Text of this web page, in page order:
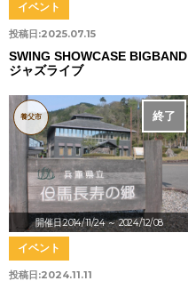
投稿日:2025.07.15
イベント
SWING SHOWCASE BIGBAND
ジャズライブ
開催日:2014/11/24～ 2024/12/08
終了
養父市
投稿日:2024.11.11
イベント